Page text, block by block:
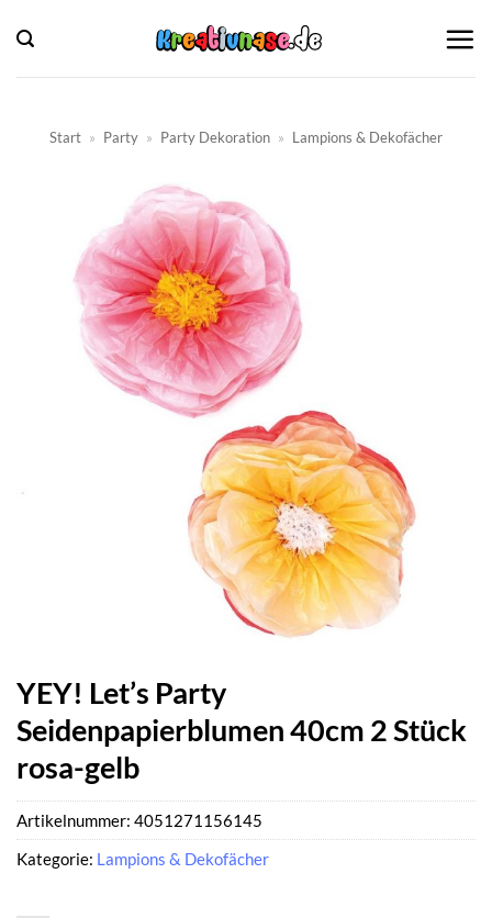
Inhalt
springen
Start » Party » Party Dekoration » Lampions & Dekofächer
YEY! Let’s Party
Seidenpapierblumen 40cm 2 Stück
rosa-gelb
Artikelnummer: 4051271156145
Kategorie: Lampions & Dekofächer